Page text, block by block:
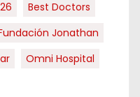
Best Doctors
Jonathan
Omni Hospital